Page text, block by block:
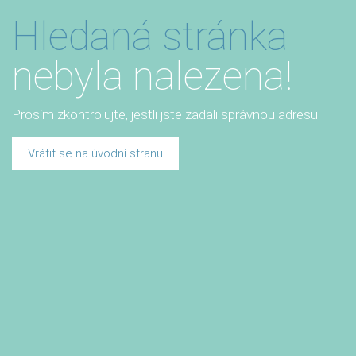
Hledaná stránka
nebyla nalezena!
Prosím zkontrolujte, jestli jste zadali správnou adresu.
Vrátit se na úvodní stranu